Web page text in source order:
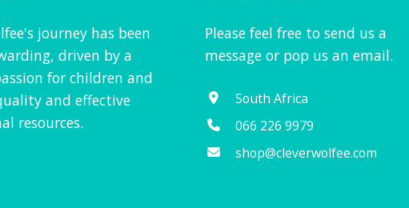
journey has been
driven by a
for children and
and effective
resources.
Please feel free to send us a
message or pop us an email.
South Africa
066 226 9979
shop@cleverwolfee.com